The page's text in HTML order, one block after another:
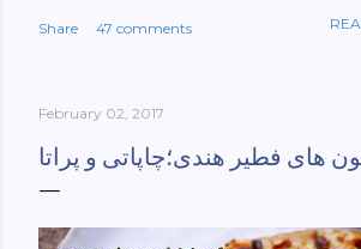
walls. This book aims at constructing a
York-culinary-cultures-
ebook/dp/B0861H47GS/ref=sr_1_1?
Share 47 comments
February 02, 2017
های فطیر هندی؛چاپاتی و پراتا